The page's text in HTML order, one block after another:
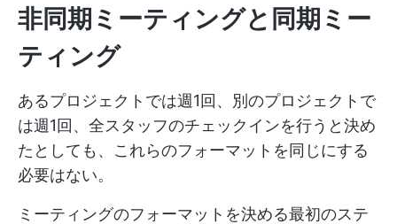
非同期ミーティングと同期ミー
ティング
あるプロジェクトでは週1回、別のプロジェクトで
は週1回、全スタッフのチェックインを行うと決め
たとしても、これらのフォーマットを同じにする
必要はない。
ミーティングのフォーマットを決める最初のステ